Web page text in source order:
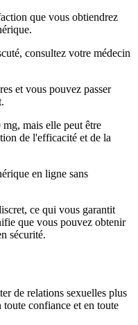
que vous obtiendrez
consultez votre médecin
et vous pouvez passer
mais elle peut être
de l'efficacité et de la
en ligne sans
ce qui vous garantit
que vous pouvez obtenir
sécurité.
de relations sexuelles plus
toute confiance et en toute